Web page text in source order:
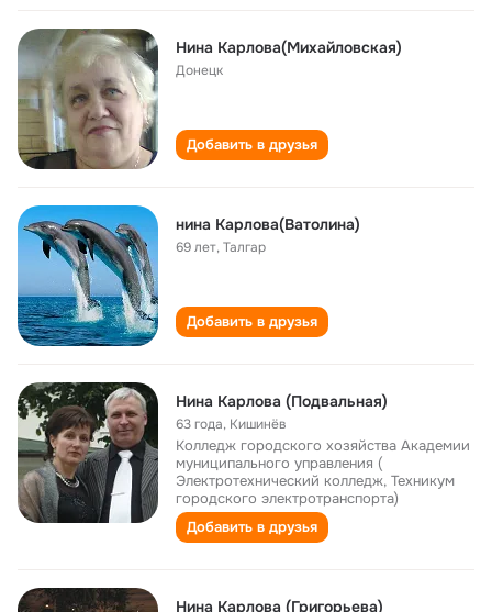
Нина Карлова(Михайловская)
Донецк
Добавить в друзья
нина Карлова(Ватолина)
69 лет,Талгар
Добавить в друзья
Нина Карлова (Подвальная)
63 года, Кишинёв
Колледж городского хозяйства Академии
муниципального управления (
Электротехнический колледж, Техникум
городского электротранспорта)
Добавить в друзья
Нина Карлова (Григорьева)